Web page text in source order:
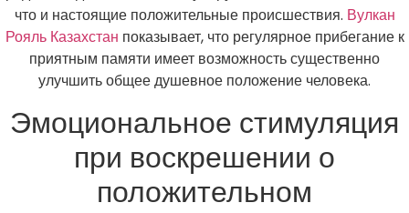
что и настоящие положительные происшествия. Вулкан
Рояль Казахстан показывает, что регулярное прибегание к
приятным памяти имеет возможность существенно
улучшить общее душевное положение человека.
Эмоциональное стимуляция
при воскрешении о
положительном